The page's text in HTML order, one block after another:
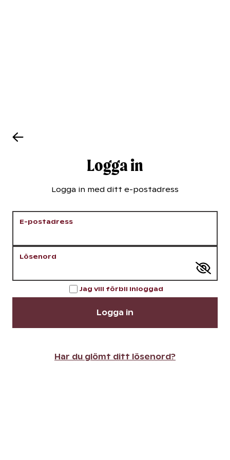
Logga in
Logga in med ditt e-postadress
E-postadress
Lösenord
Har du glömt ditt lösenord?
Jag vill förbli inloggad
Logga in